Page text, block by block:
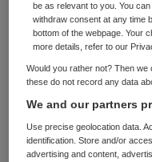
PLAATSINGSDATUM
30 september 2025
ERVARING
Ervaren
Vacature niet
be as relevant to you. You
withdraw consent at any time
bottom of the webpage. Your
more details, refer to our
Would you rather not? Then we
these do not record any data
We and our partners
Use precise geolocation data.
identification. Store and/or
advertising and content,